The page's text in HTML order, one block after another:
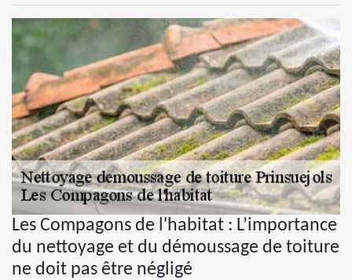
Les Compagons de l'habitat : L’importance
du nettoyage et du démoussage de toiture
ne doit pas être négligé